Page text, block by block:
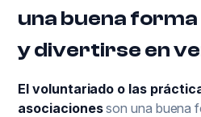
una buena
y divertirse en
El voluntariado o las
asociacionesson una buena